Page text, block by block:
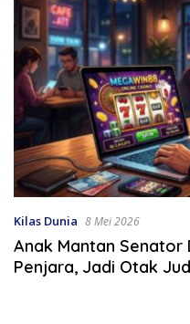
Kilas Dunia 8 Mei 2026
Anak Mantan Senator
Penjara, Jadi Otak